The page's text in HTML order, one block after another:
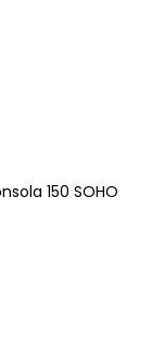
150 SOHO